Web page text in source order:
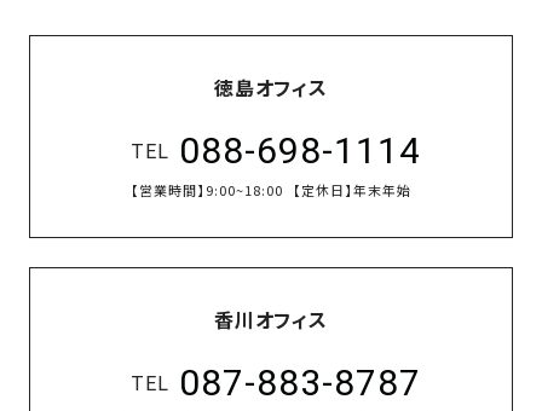
徳島オフィス
TEL 088-698-1114
【営業時間】 9:00~18:00 【定休日】年末年始
香川オフィス
TEL 087-883-8787